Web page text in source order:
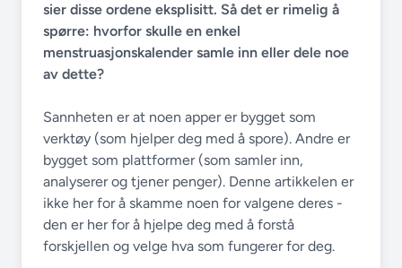
sier disse ordene eksplisitt. Så det er rimelig å
spørre: hvorfor skulle en enkel
menstruasjonskalender samle inn eller dele noe
av dette?
Sannheten er at noen apper er bygget som
verktøy (som hjelper deg med å spore). Andre er
bygget som plattformer (som samler inn,
analyserer og tjener penger). Denne artikkelen er
ikke her for å skamme noen for valgene deres -
den er her for å hjelpe deg med å forstå
forskjellen og velge hva som fungerer for deg.